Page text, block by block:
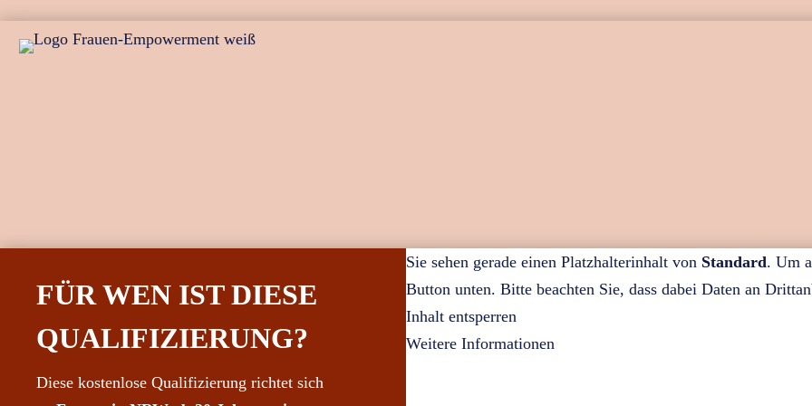
FÜR WEN IST DIESE
QUALIFIZIERUNG?
Diese kostenlose Qualifizierung richtet sich
Sie sehen gerade einen Platzhalterinhalt von Standard. Um
Button unten. Bitte beachten Sie, dass dabei Daten an
Inhalt entsperren
Weitere Informationen